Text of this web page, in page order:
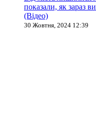
показали, як зараз
(Відео)
30 Жовтня, 2024 12:39